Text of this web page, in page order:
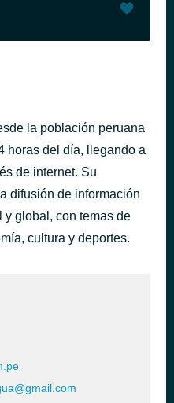
la población peruana
horas del día, llegando a
de internet. Su
difusión de información
global, con temas de
cultura y deportes.